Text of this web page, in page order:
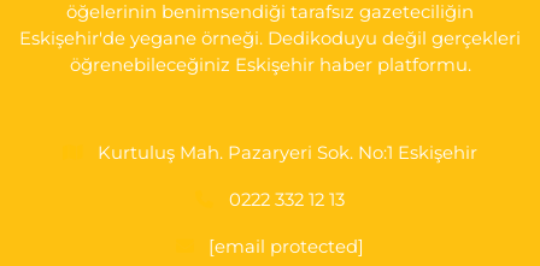
Emek Mahallesi, Ertaş Caddesi No:12 A Odunpazarı Eskişehir
0 (222) 250 87 69 Yol Tarifi Al
öğelerinin benimsendiği tarafsız gazeteciliğin
Eskişehir'de yegane örneği. Dedikoduyu değil gerçekleri
öğrenebileceğiniz Eskişehir haber platformu.
Kurtuluş Mah. Pazaryeri Sok. No:1 Eskişehir
0222 332 12 13
[email protected]